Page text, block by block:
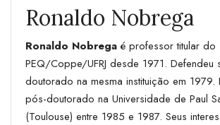
Ronaldo Nobrega
Ronaldo Nobrega é professor titular do
PEQ/Coppe/UFRJ desde 1971. Defendeu
doutorado na mesma instituição em 1979.
pós-doutorado na Universidade de Paul
(Toulouse) entre 1985 e 1987. Seus